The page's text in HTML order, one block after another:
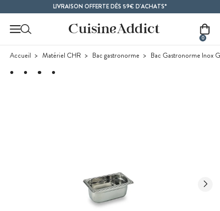
LIVRAISON OFFERTE DÈS 59€ D'ACHATS*
0
Accueil Matériel CHR Bac gastronorme Bac Gastronorme Inox